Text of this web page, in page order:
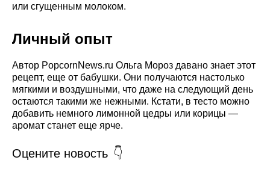
или сгущенным молоком.
Личный опыт
Автор PopcornNews.ru Ольга Мороз давано знает этот
рецепт, еще от бабушки. Они получаются настолько
мягкими и воздушными, что даже на следующий день
остаются такими же нежными. Кстати, в тесто можно
добавить немного лимонной цедры или корицы —
аромат станет еще ярче.
Оцените новость